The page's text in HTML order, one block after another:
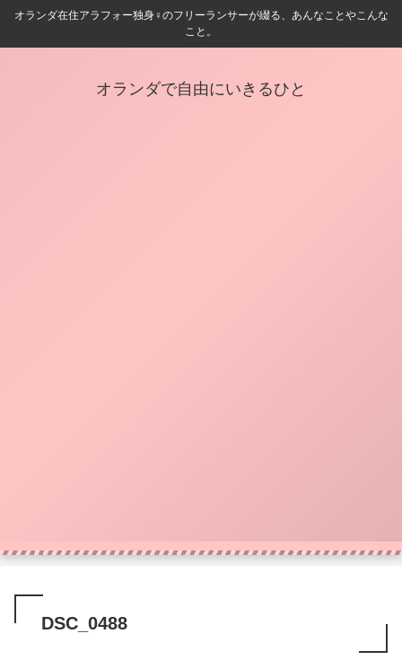
オランダ在住アラフォー独身♀️のフリーランサーが綴る、あんなことやこんな
こと。
オランダで自由にいきるひと
DSC_0488